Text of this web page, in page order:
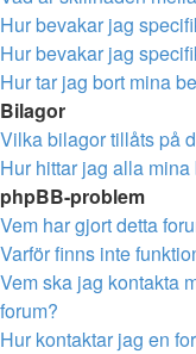
Hur bevakar jag
Hur bevakar jag
Hur tar jag bort mina
Bilagor
Vilka bilagor tillåts på
Hur hittar jag alla
phpBB-problem
Vem har gjort detta
Varför finns inte
Vem ska jag kontakta
forum?
Hur kontaktar jag en